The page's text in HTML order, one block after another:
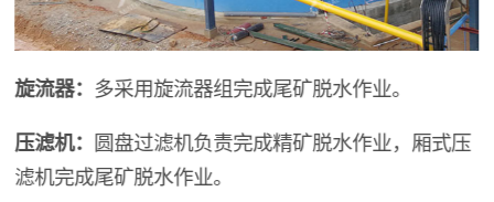
旋流器： 多采用旋流器组完成尾矿脱水作业。
压滤机： 圆盘过滤机负责完成精矿脱水作业，厢式压
滤机完成尾矿脱水作业。